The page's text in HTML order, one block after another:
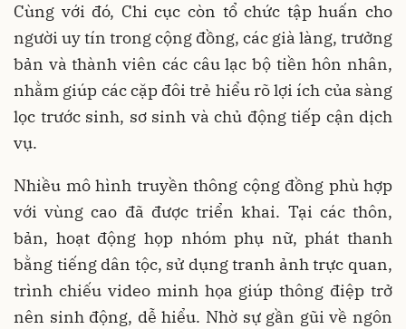
Cùng với đó, Chi cục còn tổ chức tập huấn cho
người uy tín trong cộng đồng, các già làng, trưởng
bản và thành viên các câu lạc bộ tiền hôn nhân,
nhằm giúp các cặp đôi trẻ hiểu rõ lợi ích của sàng
lọc trước sinh, sơ sinh và chủ động tiếp cận dịch
vụ.
Nhiều mô hình truyền thông cộng đồng phù hợp
với vùng cao đã được triển khai. Tại các thôn,
bản, hoạt động họp nhóm phụ nữ, phát thanh
bằng tiếng dân tộc, sử dụng tranh ảnh trực quan,
trình chiếu video minh họa giúp thông điệp trở
nên sinh động, dễ hiểu. Nhờ sự gần gũi về ngôn